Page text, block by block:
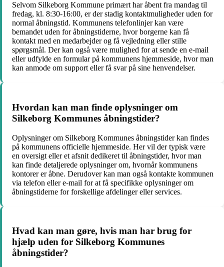
Selvom Silkeborg Kommune primært har åbent fra mandag til
fredag, kl. 8:30-16:00, er der stadig kontaktmuligheder uden for
normal åbningstid. Kommunens telefonlinjer kan være
bemandet uden for åbningstiderne, hvor borgerne kan få
kontakt med en medarbejder og få vejledning eller stille
spørgsmål. Der kan også være mulighed for at sende en e-mail
eller udfylde en formular på kommunens hjemmeside, hvor man
kan anmode om support eller få svar på sine henvendelser.
Hvordan kan man finde oplysninger om
Silkeborg Kommunes åbningstider?
Oplysninger om Silkeborg Kommunes åbningstider kan findes
på kommunens officielle hjemmeside. Her vil der typisk være
en oversigt eller et afsnit dedikeret til åbningstider, hvor man
kan finde detaljerede oplysninger om, hvornår kommunens
kontorer er åbne. Derudover kan man også kontakte kommunen
via telefon eller e-mail for at få specifikke oplysninger om
åbningstiderne for forskellige afdelinger eller services.
Hvad kan man gøre, hvis man har brug for
hjælp uden for Silkeborg Kommunes
åbningstider?